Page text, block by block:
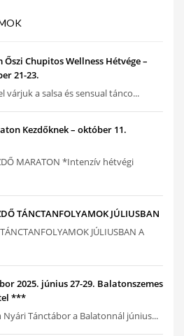
Chupitos Wellness Hétvége –
21-23.
várjuk a salsa és sensual tánco...
Kezdőknek – október 11.
MARATON *Intenzív hétvégi
TÁNCTANFOLYAMOK JÚLIUSBAN
JÚLIUSBAN A
2025. június 27-29. Balatonszemes
***
Tánctábor a Balatonnál június...